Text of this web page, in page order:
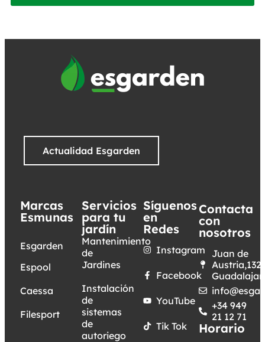
Actualidad Esgarden
Marcas
Esmunas
Esgarden
Espool
Caessa
Filesport
Servicios
para tu
jardín
Mantenimiento
de
Jardines
Instalación
de
sistemas
de
autoriego
Síguenos
en
Redes
Instagram
Facebook
YouTube
Tik Tok
Contacta
con
nosotros
Juan de
Austria,132.
+34 949
21 12 71
Horario